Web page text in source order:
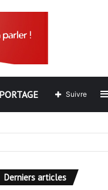
Suivre
Derniers articles